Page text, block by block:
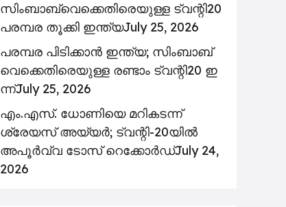
സിംബാബ്‌വെക്കെതിരെയുള്ള ട്വന്റി20
പരമ്പര തൂക്കി ഇന്ത്യJuly 25, 2026
പ​ര​മ്പ​ര പി​ടി​ക്കാ​ൻ ഇ​ന്ത്യ; സിം​ബാ​ബ്​
‍വെക്കെതിരെയുള്ള ര​ണ്ടാം ട്വ​ന്റി20 ഇ​
ന്ന്July 25, 2026
എം.എസ്. ധോണിയെ മറികടന്ന്
ശ്രേയസ് അയ്യർ; ട്വന്റി-20യിൽ
അപൂർവ്വ ടോസ് റെക്കോർഡ്July 24,
2026